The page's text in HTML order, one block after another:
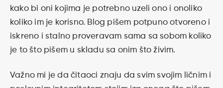
kako bi oni kojima je potrebno uzeli ono i onoliko
koliko im je korisno. Blog pišem potpuno otvoreno i
iskreno i stalno proveravam sama sa sobom koliko
je to što pišem u skladu sa onim što živim.
Važno mi je da čitaoci znaju da svim svojim ličnim i